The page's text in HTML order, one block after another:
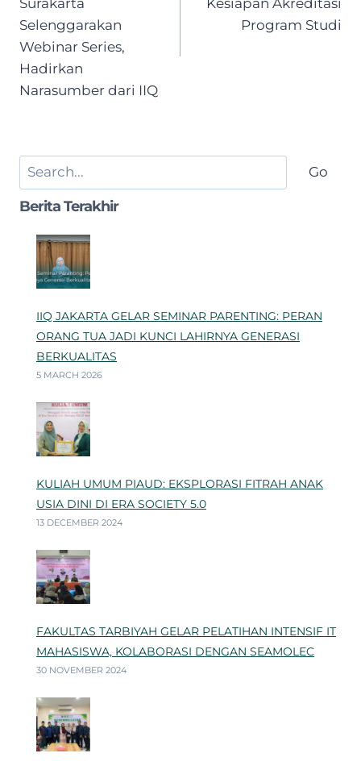
Surakarta
Selenggarakan
Webinar Series,
Hadirkan
Narasumber dari IIQ
Kesiapan Akreditasi
Program Studi
Search Go
Berita Terakhir
IIQ JAKARTA GELAR SEMINAR PARENTING: PERAN
ORANG TUA JADI KUNCI LAHIRNYA GENERASI
BERKUALITAS
5 MARCH 2026
KULIAH UMUM PIAUD: EKSPLORASI FITRAH ANAK
USIA DINI DI ERA SOCIETY 5.0
13 DECEMBER 2024
FAKULTAS TARBIYAH GELAR PELATIHAN INTENSIF IT
MAHASISWA, KOLABORASI DENGAN SEAMOLEC
30 NOVEMBER 2024